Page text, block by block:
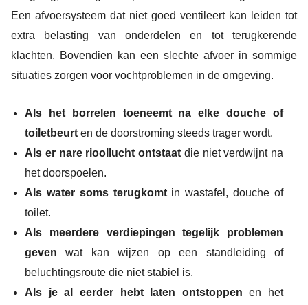
Een afvoersysteem dat niet goed ventileert kan leiden tot
extra belasting van onderdelen en tot terugkerende
klachten. Bovendien kan een slechte afvoer in sommige
situaties zorgen voor vochtproblemen in de omgeving.
Als het borrelen toeneemt na elke douche of
toiletbeurt en de doorstroming steeds trager wordt.
Als er nare rioollucht ontstaat die niet verdwijnt na
het doorspoelen.
Als water soms terugkomtin wastafel, douche of
toilet.
Als meerdere verdiepingen tegelijk problemen
geven wat kan wijzen op een standleiding of
beluchtingsroute die niet stabiel is.
Als je al eerder hebt laten ontstoppen en het